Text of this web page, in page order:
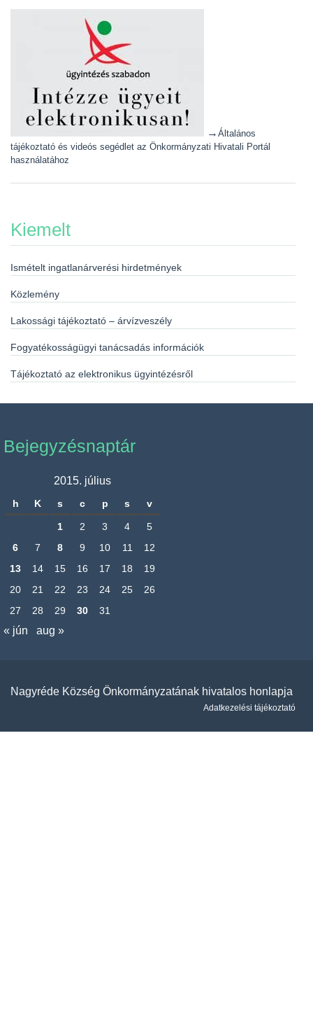
→ Általános
tájékoztató és videós segédlet az Önkormányzati Hivatali Portál
használatához
Kiemelt
Ismételt ingatlanárverési hirdetmények
Közlemény
Lakossági tájékoztató – árvízveszély
Fogyatékosságügyi tanácsadás információk
Tájékoztató az elektronikus ügyintézésről
Bejegyzésnaptár
2015. július
h K s c p s v
1 2 3 4
5
6
7 8 9 10 11
12
13
14 15 16 17 18
19
20
21 22 23 24 25
26
27
28 29 30 31
« jún aug »
Nagyréde Község Önkormányzatának hivatalos honlapja
Adatkezelési tájékoztató